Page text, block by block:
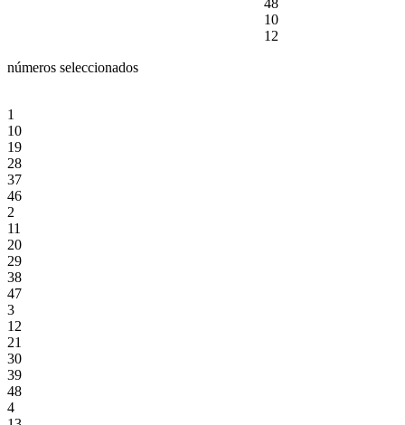
10
12
números seleccionados
1
10
19
28
37
46
2
11
20
29
38
47
3
12
21
30
39
48
4